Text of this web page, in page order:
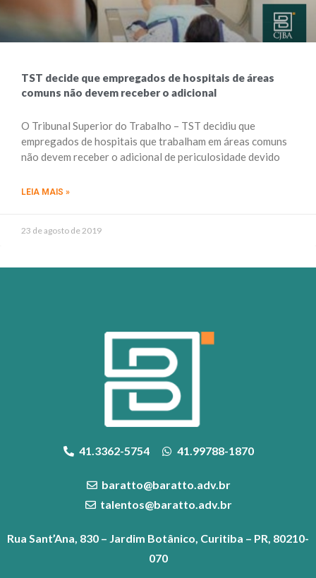
TST decide que empregados de hospitais de áreas
comuns não devem receber o adicional
O Tribunal Superior do Trabalho – TST decidiu que
empregados de hospitais que trabalham em áreas comuns
não devem receber o adicional de periculosidade devido
LEIA MAIS »
23 de agosto de 2019
41.3362-5754 41.99788-1870
baratto@baratto.adv.br
talentos@baratto.adv.br
Rua Sant’Ana, 830 – Jardim Botânico, Curitiba – PR, 80210-
070